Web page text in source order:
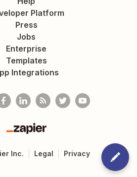
Platform
Press
Jobs
Enterprise
Templates
Integrations
Zapier
Inc. Legal Privacy